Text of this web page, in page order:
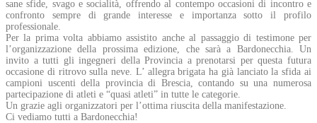
sane sfide, svago e socialità, offrendo al contempo occasioni di incontro e
confronto sempre di grande interesse e importanza sotto il profilo
professionale.
Per la prima volta abbiamo assistito anche al passaggio di testimone per
l’organizzazione della prossima edizione, che sarà a Bardonecchia. Un
invito a tutti gli ingegneri della Provincia a prenotarsi per questa futura
occasione di ritrovo sulla neve. L’ allegra brigata ha già lanciato la sfida ai
campioni uscenti della provincia di Brescia, contando su una numerosa
partecipazione di atleti e “quasi atleti” in tutte le categorie.
Un grazie agli organizzatori per l’ottima riuscita della manifestazione.
Ci vediamo tutti a Bardonecchia!